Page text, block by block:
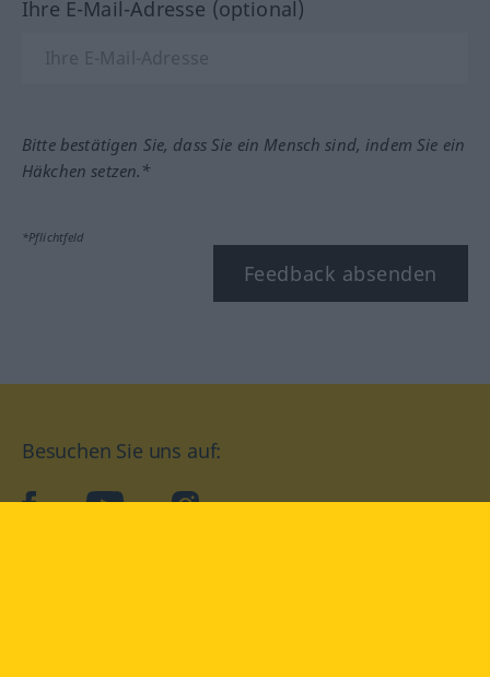
Ihre E-Mail-Adresse (optional)
Bitte bestätigen Sie, dass Sie ein Mensch sind, indem Sie ein
Häkchen setzen.*
*Pflichtfeld
Feedback absenden
Besuchen Sie uns auf:
facebookYouTube Instagram